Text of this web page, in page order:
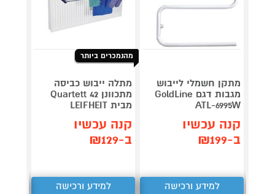
מתקן חשמלי לייבוש
מגבות דגם GoldLine
ATL-6995W
קנה עכשיו
ב-₪199
למידע ורכישה
מהנמכרים ביותר
מתלה ייבוש כביסה
מתכוונן Quartett 42
מבית LEIFHEIT
קנה עכשיו
ב-₪129
למידע ורכישה